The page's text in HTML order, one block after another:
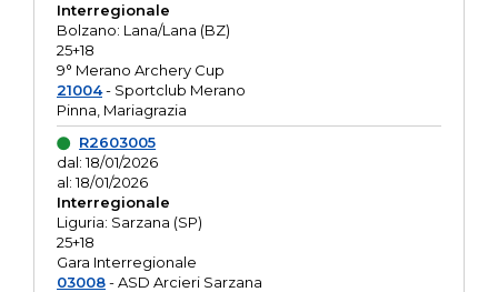
Interregionale
Bolzano: Lana/Lana (BZ)
25+18
9° Merano Archery Cup
21004- Sportclub Merano
Pinna, Mariagrazia
R2603005
dal: 18/01/2026
al: 18/01/2026
Interregionale
Liguria: Sarzana (SP)
25+18
Gara Interregionale
03008- ASD Arcieri Sarzana